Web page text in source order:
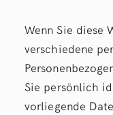
Wenn Sie diese
verschiedene
Sie persönlich
vorliegende